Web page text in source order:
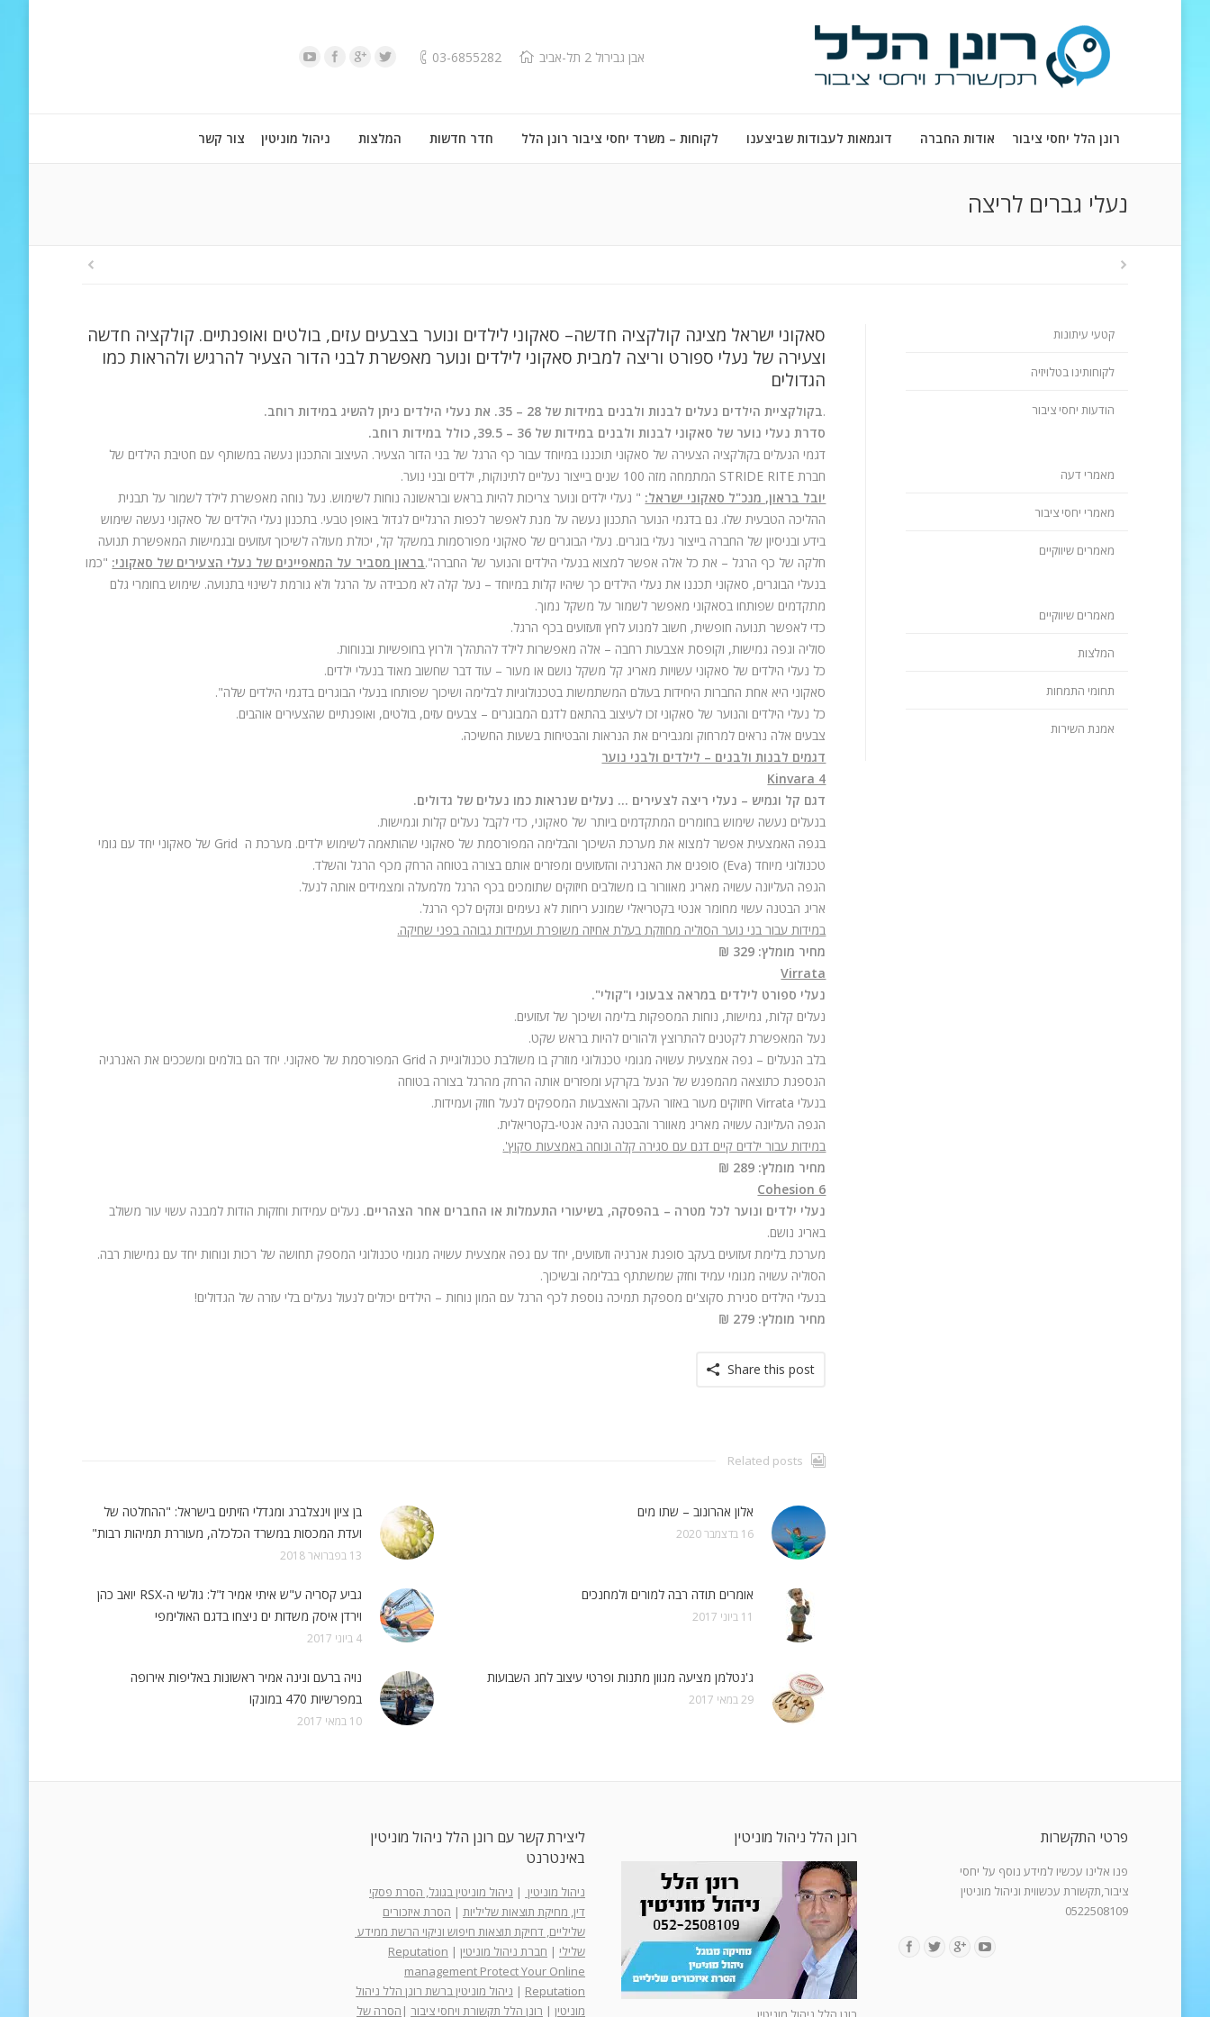
אבן גבירול 2 תל-אביב 03-6855282
רונן הלל יחסי ציבור אודות החברה דוגמאות לעבודות שביצענו לקוחות – משרד יחסי ציבור רונן הלל חדר חדשות המלצות ניהול מוניטין צור קשר
נעלי גברים לריצה
סאקוני ישראל מציגה קולקציה חדשה– סאקוני לילדים ונוער בצבעים עזים, בולטים ואופנתיים. קולקציה חדשה
וצעירה של נעלי ספורט וריצה למבית סאקוני לילדים ונוער מאפשרת לבני הדור הצעיר להרגיש ולהראות כמו
הגדולים
.בקולקציית הילדים נעלים לבנות ולבנים במידות של 28 – 35. את נעלי הילדים ניתן להשיג במידות רוחב.
סדרת נעלי נוער של סאקוני לבנות ולבנים במידות של 36 – 39.5, כולל במידות רוחב.
דגמי הנעלים בקולקציה הצעירה של סאקוני תוכננו במיוחד עבור כף הרגל של בני הדור הצעיר. העיצוב והתכנון נעשה במשותף עם חטיבת הילדים של
חברת STRIDE RITE המתמחה מזה 100 שנים בייצור נעליים לתינוקות, ילדים ובני נוער.
יובל בראון, מנכ"ל סאקוני ישראל: " נעלי ילדים ונוער צריכות להיות בראש ובראשונה נוחות לשימוש. נעל נוחה מאפשרת לילד לשמור על תבנית
ההליכה הטבעית שלו. גם בדגמי הנוער התכנון נעשה על מנת לאפשר לכפות הרגליים לגדול באופן טבעי. בתכנון נעלי הילדים של סאקוני נעשה שימוש
בידע ובניסיון של החברה בייצור נעלי בוגרים. נעלי הבוגרים של סאקוני מפורסמות במשקל קל, יכולת מעולה לשיכוך זעזועים ובגמישות המאפשרת תנועה
חלקה של כף הרגל – את כל אלה אפשר למצוא בנעלי הילדים והנוער של החברה".בראון מסביר על המאפיינים של נעלי הצעירים של סאקוני: "כמו
בנעלי הבוגרים, סאקוני תכננו את נעלי הילדים כך שיהיו קלות במיוחד – נעל קלה לא מכבידה על הרגל ולא גורמת לשינוי בתנועה. שימוש בחומרי גלם
מתקדמים שפותחו בסאקוני מאפשר לשמור על משקל נמוך.
כדי לאפשר תנועה חופשית, חשוב למנוע לחץ וזעזועים בכף הרגל.
סוליה וגפה גמישות, וקופסת אצבעות רחבה – אלה מאפשרות לילד להתהלך ולרוץ בחופשיות ובנוחות.
כל נעלי הילדים של סאקוני עשויות מאריג קל משקל נושם או מעור – עוד דבר שחשוב מאוד בנעלי ילדים.
סאקוני היא אחת החברות היחידות בעולם המשתמשות בטכנולוגיות לבלימה ושיכוך שפותחו בנעלי הבוגרים בדגמי הילדים שלה".
כל נעלי הילדים והנוער של סאקוני זכו לעיצוב בהתאם לדגם המבוגרים – צבעים עזים, בולטים, ואופנתיים שהצעירים אוהבים.
צבעים אלה נראים למרחוק ומגבירים את הנראות והבטיחות בשעות החשיכה.
דגמים לבנות ולבנים – לילדים ולבני נוער
Kinvara 4
דגם קל וגמיש – נעלי ריצה לצעירים … נעלים שנראות כמו נעלים של גדולים.
בנעלים נעשה שימוש בחומרים המתקדמים ביותר של סאקוני, כדי לקבל נעלים קלות וגמישות.
בגפה האמצעית אפשר למצוא את מערכת השיכוך והבלימה המפורסמת של סאקוני שהותאמה לשימוש ילדים. מערכת ה Grid של סאקוני יחד עם גומי
טכנולוגי מיוחד (Eva) סופגים את האנרגיה והזעזועים ומפזרים אותם בצורה בטוחה הרחק מכף הרגל והשלד.
הגפה העליונה עשויה מאריג מאוורור בו משולבים חיזוקים שתומכים בכף הרגל מלמעלה ומצמידים אותה לנעל.
אריג הבטנה עשוי מחומר אנטי בקטריאלי שמונע ריחות לא נעימים ונזקים לכף הרגל.
במידות עבור בני נוער הסוליה מחוזקת בעלת אחיזה משופרת ועמידות גבוהה בפני שחיקה.
מחיר מומלץ: 329 ₪
Virrata
נעלי ספורט לילדים במראה צבעוני ו"קולי".
נעלים קלות, גמישות, נוחות המספקות בלימה ושיכוך של זעזועים.
נעל המאפשרת לקטנים להתרוצץ ולהורים להיות בראש שקט.
בלב הנעלים – גפה אמצעית עשויה מגומי טכנולוגי מוזרק בו משולבת טכנולוגיית ה Grid המפורסמת של סאקוני. יחד הם בולמים ומשככים את האנרגיה
הנספגת כתוצאה מהמפגש של הנעל בקרקע ומפזרים אותה הרחק מהרגל בצורה בטוחה
בנעלי Virrataחיזוקים מעור באזור העקב והאצבעות המספקים לנעל חוזק ועמידות.
הגפה העליונה עשויה מאריג מאוורר והבטנה הינה אנטי-בקטריאלית.
במידות עבור ילדים קיים דגם עם סגירה קלה ונוחה באמצעות סקוץ'.
מחיר מומלץ: 289 ₪
Cohesion 6
נעלי ילדים ונוער לכל מטרה – בהפסקה, בשיעורי התעמלות או החברים אחר הצהריים. נעלים עמידות וחזקות הודות למבנה עשוי עור משולב
באריג נושם.
מערכת בלימת זעזועים בעקב סופגת אנרגיה וזעזועים, יחד עם גפה אמצעית עשויה מגומי טכנולוגי המספק תחושה של רכות ונוחות יחד עם גמישות רבה.
הסוליה עשויה מגומי עמיד וחזק שמשתתף בבלימה ובשיכוך.
בנעלי הילדים סגירת סקוצ'ים מספקת תמיכה נוספת לכף הרגל עם המון נוחות – הילדים יכולים לנעול נעלים בלי עזרה של הגדולים!
מחיר מומלץ: 279 ₪
Share this post
Related posts
אלון אהרונוב – שתו מים
16 בדצמבר 2020
בן ציון וינצלברג ומגדלי הזיתים בישראל: "ההחלטה של
ועדת המכסות במשרד הכלכלה, מעוררת תמיהות רבות"
13 בפברואר 2018
אומרים תודה רבה למורים ולמחנכים
11 ביוני 2017
גביע קסריה ע"ש איתי אמיר ז"ל: גולשי ה-RSX יואב כהן
וירדן איסק משדות ים ניצחו בדגם האולימפי
4 ביוני 2017
ג'נטלמן מציעה מגוון מתנות ופרטי עיצוב לחג השבועות
29 במאי 2017
נויה ברעם ונינה אמיר ראשונות באליפות אירופה
במפרשיות 470 במונקו
10 במאי 2017
קטעי עיתונות
לקוחותינו בטלויזיה
הודעות יחסי ציבור
מאמרי דעה
מאמרי יחסי ציבור
מאמרים שיווקיים
מאמרים שיווקיים
המלצות
תחומי התמחות
אמנת השירות
פרטי התקשרות
פנו אלינו עכשיו למידע נוסף על יחסי
ציבור,תקשורת עכשווית וניהול מוניטין
0522508109
רונן הלל ניהול מוניטין
ליצירת קשר עם רונן הלל ניהול מוניטין
באינטרנט
ניהול מוניטין | ניהול מוניטין בגוגל, הסרת פסקי
דין, מחיקת תוצאות שליליות | הסרת איזכורים
שליליים, דחיקת תוצאות חיפוש וניקוי הרשת ממידע
שלילי | חברת ניהול מוניטין |
Reputation
management Protect Your Online
Reputation
| ניהול מוניטין ברשת רונן הלל ניהול
מוניטין | רונן הלל תקשורת ויחסי ציבור | הסרה של